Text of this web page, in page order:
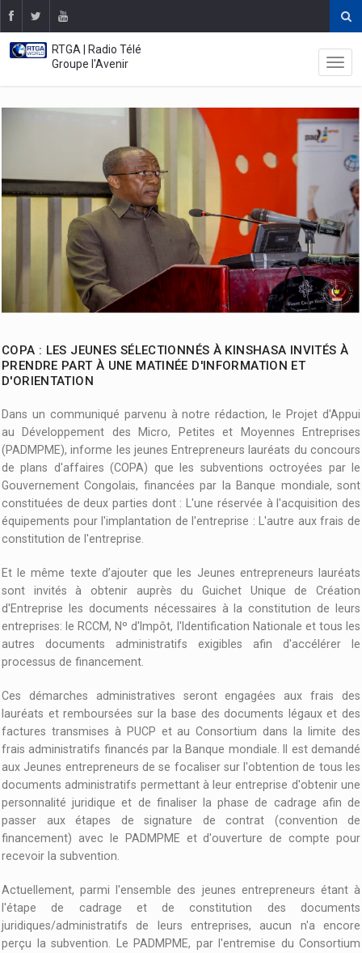
RTGA | Radio Télé
Groupe l'Avenir
COPA : LES JEUNES SÉLECTIONNÉS À KINSHASA INVITÉS À
PRENDRE PART À UNE MATINÉE D'INFORMATION ET
D'ORIENTATION
Dans un communiqué parvenu à notre rédaction, le Projet d'Appui
au Développement des Micro, Petites et Moyennes Entreprises
(PADMPME), informe les jeunes Entrepreneurs lauréats du concours
de plans d'affaires (COPA) que les subventions octroyées par le
Gouvernement Congolais, financées par la Banque mondiale, sont
constituées de deux parties dont : L'une réservée à l'acquisition des
équipements pour l'implantation de l'entreprise : L'autre aux frais de
constitution de l'entreprise.
Et le même texte d’ajouter que les Jeunes entrepreneurs lauréats
sont invités à obtenir auprès du Guichet Unique de Création
d'Entreprise les documents nécessaires à la constitution de leurs
entreprises: le RCCM, Nº d'Impôt, l'Identification Nationale et tous les
autres documents administratifs exigibles afin d'accélérer le
processus de financement.
Ces démarches administratives seront engagées aux frais des
lauréats et remboursées sur la base des documents légaux et des
factures transmises à PUCP et au Consortium dans la limite des
frais administratifs financés par la Banque mondiale. Il est demandé
aux Jeunes entrepreneurs de se focaliser sur l'obtention de tous les
documents administratifs permettant à leur entreprise d'obtenir une
personnalité juridique et de finaliser la phase de cadrage afin de
passer aux étapes de signature de contrat (convention de
financement) avec le PADMPME et d'ouverture de compte pour
recevoir la subvention.
Actuellement, parmi l'ensemble des jeunes entrepreneurs étant à
l'étape de cadrage et de constitution des documents
juridiques/administratifs de leurs entreprises, aucun n'a encore
perçu la subvention. Le PADMPME, par l'entremise du Consortium